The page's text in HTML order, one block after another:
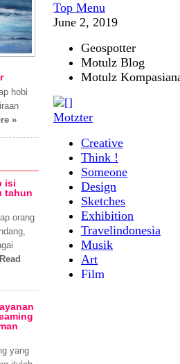
hobi
»
isi
tahun
orang
Read
yang